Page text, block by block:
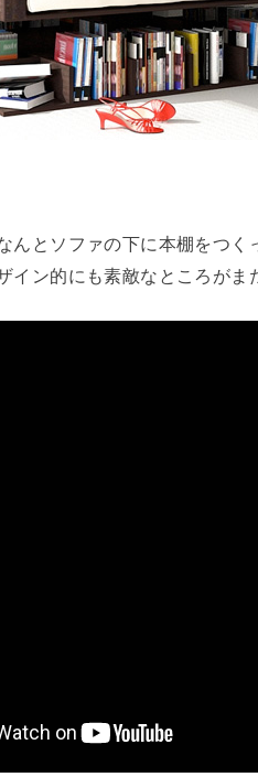
んとソファの下に本棚をつ
イン的にも素敵なところがま